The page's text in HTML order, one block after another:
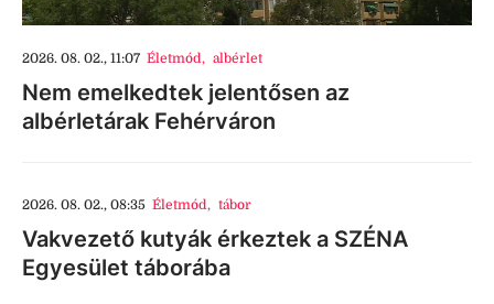
2026. 08. 02., 11:07 Életmód, albérlet
Nem emelkedtek jelentősen az
albérletárak Fehérváron
2026. 08. 02., 08:35 Életmód, tábor
Vakvezető kutyák érkeztek a SZÉNA
Egyesület táborába